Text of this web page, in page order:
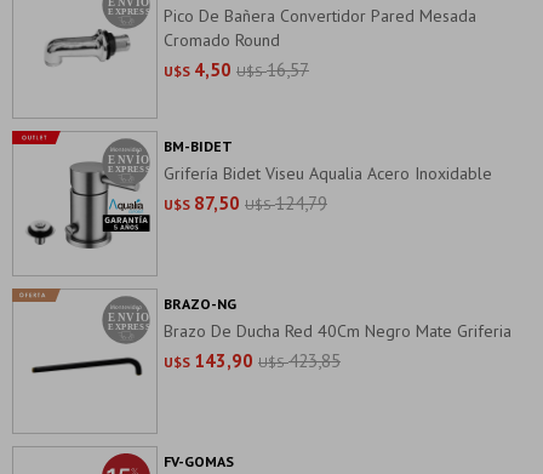
Pico De Bañera Convertidor Pared Mesada
Cromado Round
U$S 4,50 U$S 16,57
Grifería Bidet Viseu Aqualia Acero Inoxidable
U$S 87,50 U$S 124,79
BM-BIDET
Brazo De Ducha Red 40Cm Negro Mate Griferia
U$S 143,90 U$S 423,85
BRAZO-NG
FV-GOMAS